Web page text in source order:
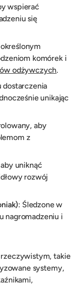
wspierać
się
komórek i
odżywczych.
dostarczenia
unikając
aby
z
uniknąć
rozwój
: Śledzone w
nagromadzeniu i
takie
systemy,